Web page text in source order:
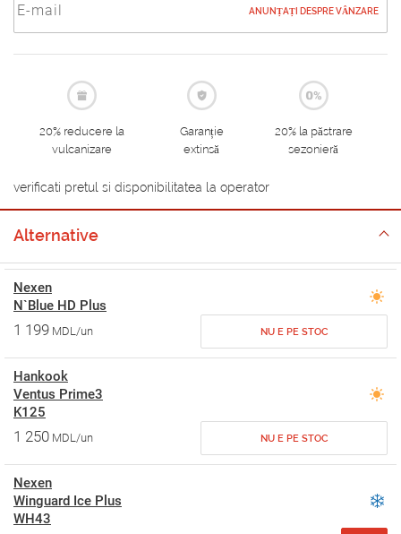
ANUNȚAȚI DESPRE VÂNZARE
20% reducere la
vulcanizare
Garanție
extinsă
20% la păstrare
sezonieră
verificati pretul si disponibilitatea la operator
Alternative
Nexen
N`Blue HD Plus
1 199 MDL/un NU E PE STOC
Hankook
Ventus Prime3
K125
1 250 MDL/un NU E PE STOC
Nexen
Winguard Ice Plus
WH43